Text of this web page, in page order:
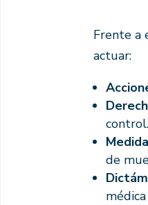
Frente a
actuar:
control.
de